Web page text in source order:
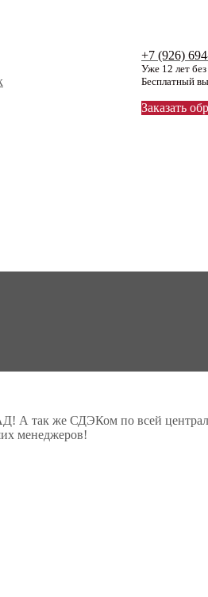
+7 (926)
Уже 12 лет
Бесплатный
Заказать
А так же СДЭКом по всей
менеджеров!